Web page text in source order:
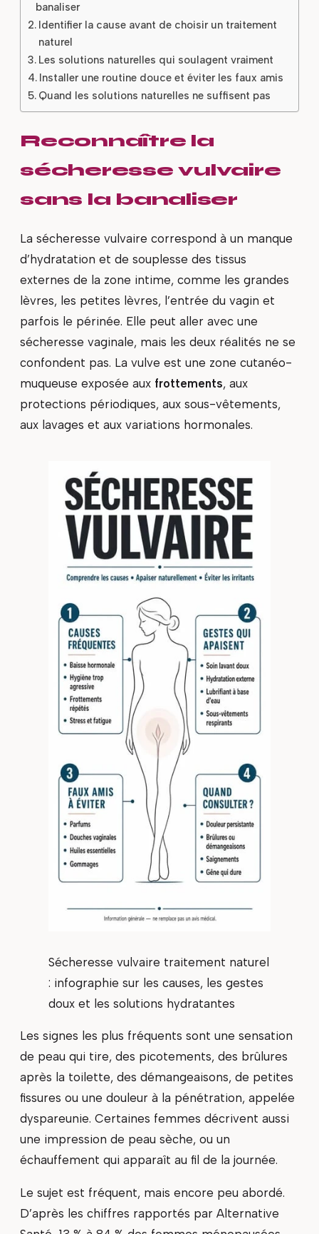
banaliser
Identifier la cause avant de choisir un traitement
naturel
Les solutions naturelles qui soulagent vraiment
Installer une routine douce et éviter les faux amis
Quand les solutions naturelles ne suffisent pas
Reconnaître la
sécheresse vulvaire
sans la banaliser
La sécheresse vulvaire correspond à un manque
d’hydratation et de souplesse des tissus
externes de la zone intime, comme les grandes
lèvres, les petites lèvres, l’entrée du vagin et
parfois le périnée. Elle peut aller avec une
sécheresse vaginale, mais les deux réalités ne se
confondent pas. La vulve est une zone cutanéo-
muqueuse exposée aux frottements, aux
protections périodiques, aux sous-vêtements,
aux lavages et aux variations hormonales.
Sécheresse vulvaire traitement naturel
: infographie sur les causes, les gestes
doux et les solutions hydratantes
Les signes les plus fréquents sont une sensation
de peau qui tire, des picotements, des brûlures
après la toilette, des démangeaisons, de petites
fissures ou une douleur à la pénétration, appelée
dyspareunie. Certaines femmes décrivent aussi
une impression de peau sèche, ou un
échauffement qui apparaît au fil de la journée.
Le sujet est fréquent, mais encore peu abordé.
D’après les chiffres rapportés par Alternative